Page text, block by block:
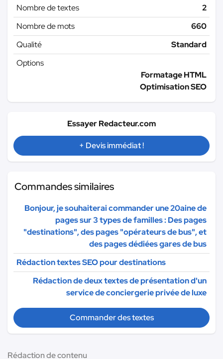
Nombre de textes
2
Nombre de mots
660
Qualité
Standard
Options
Formatage HTML
Optimisation SEO
Essayer Redacteur.com
+ Devis immédiat !
Commandes similaires
Bonjour, je souhaiterai commander une 20aine de
pages sur 3 types de familles : Des pages
"destinations", des pages "opérateurs de bus", et
des pages dédiées gares de bus
Rédaction textes SEO pour destinations
Rédaction de deux textes de présentation d'un
service de conciergerie privée de luxe
Commander des textes
Rédaction de contenu